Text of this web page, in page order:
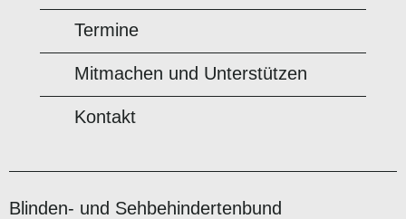
Termine
Mitmachen und Unterstützen
Kontakt
Blinden- und Sehbehindertenbund